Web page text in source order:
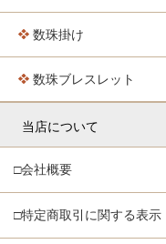
数珠掛け
数珠ブレスレット
当店について
□会社概要
□特定商取引に関する表示